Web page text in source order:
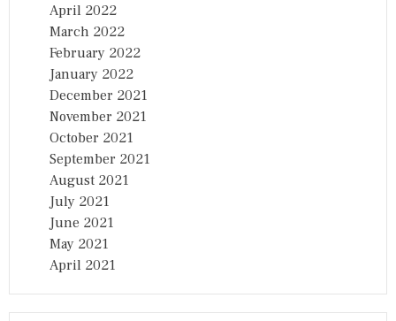
April 2022
March 2022
February 2022
January 2022
December 2021
November 2021
October 2021
September 2021
August 2021
July 2021
June 2021
May 2021
April 2021